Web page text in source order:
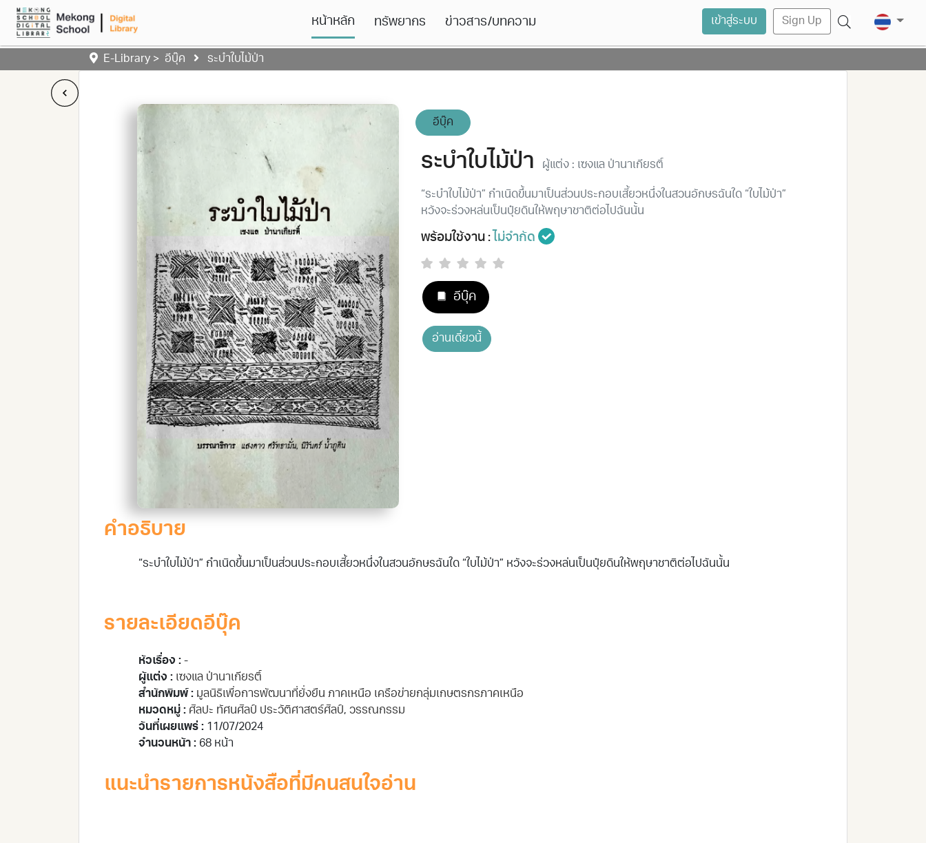
หน้าหลัก ทรัพยากร ข่าวสาร/บทความ เข้าสู่ระบบ Sign Up
E-Library > อีบุ๊ค ระบำใบไม้ป่า
อีบุ๊ค
ระบำใบไม้ป่า ผู้แต่ง : เซงแล ป่านาเกียรติ์
“ระบำใบไม้ป่า” กำเนิดขึ้นมาเป็นส่วนประกอบเสี้ยวหนึ่งในสวนอักษรฉันใด “ใบไม้ป่า”
หวังจะร่วงหล่นเป็นปุ๋ยดินให้พฤษาชาติต่อไปฉันนั้น
พร้อมใช้งาน : ไม่จำกัด
อีบุ๊ค
อ่านเดี๋ยวนี้
คำอธิบาย
“ระบำใบไม้ป่า” กำเนิดขึ้นมาเป็นส่วนประกอบเสี้ยวหนึ่งในสวนอักษรฉันใด “ใบไม้ป่า” หวังจะร่วงหล่นเป็นปุ๋ยดินให้พฤษาชาติต่อไปฉันนั้น
รายละเอียดอีบุ๊ค
หัวเรื่อง :-
ผู้แต่ง : เซงแล ป่านาเกียรติ์
สำนักพิมพ์ : มูลนิธิเพื่อการพัฒนาที่ยั่งยืน ภาคเหนือ เครือข่ายกลุ่มเกษตรกรภาคเหนือ
หมวดหมู่ : ศิลปะ ทัศนศิลป์ ประวัติศาสตร์ศิลป์, วรรณกรรม
วันที่เผยแพร่ :11/07/2024
จำนวนหน้า :68 หน้า
แนะนำรายการหนังสือที่มีคนสนใจอ่าน